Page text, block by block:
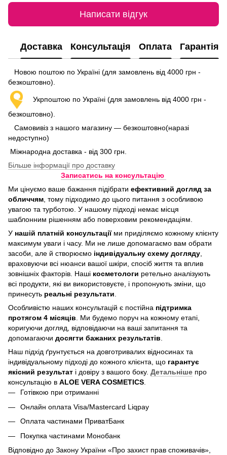
Написати відгук
Доставка Консультація Оплата Гарантія
Новою поштою по Україні (для замовлень від 4000 грн -
безкоштовно).
Укрпоштою по Україні (для замовлень від 4000 грн -
безкоштовно).
Самовивіз з нашого магазину — безкоштовно(наразі
недоступно)
Міжнародна доставка - від 300 грн.
Більше інформації про доставку
Записатись на консультацію
Ми цінуємо ваше бажання підібрати ефективний догляд за
обличчям, тому підходимо до цього питання з особливою
увагою та турботою. У нашому підході немає місця
шаблонним рішенням або поверховим рекомендаціям.
У нашій платній консультаціїми приділяємо кожному клієнту
максимум уваги і часу. Ми не лише допомагаємо вам обрати
засоби, але й створюємо індивідуальну схему догляду,
враховуючи всі нюанси вашої шкіри, спосіб життя та вплив
зовнішніх факторів. Наші косметологи ретельно аналізують
всі продукти, які ви використовуєте, і пропонують зміни, що
принесуть реальні результати.
Особливістю наших консультацій є постійна підтримка
протягом 4 місяців. Ми будемо поруч на кожному етапі,
коригуючи догляд, відповідаючи на ваші запитання та
допомагаючи досягти бажаних результатів.
Наш підхід ґрунтується на довготривалих відносинах та
індивідуальному підході до кожного клієнта, що гарантує
якісний результат і довіру з вашого боку. Детальніше про
консультацію в ALOE VERA COSMETICS.
Готівкою при отриманні
Онлайн оплата Visa/Mastercard Liqpay
Оплата частинами ПриватБанк
Покупка частинами Монобанк
Відповідно до Закону України «Про захист прав споживачів»,